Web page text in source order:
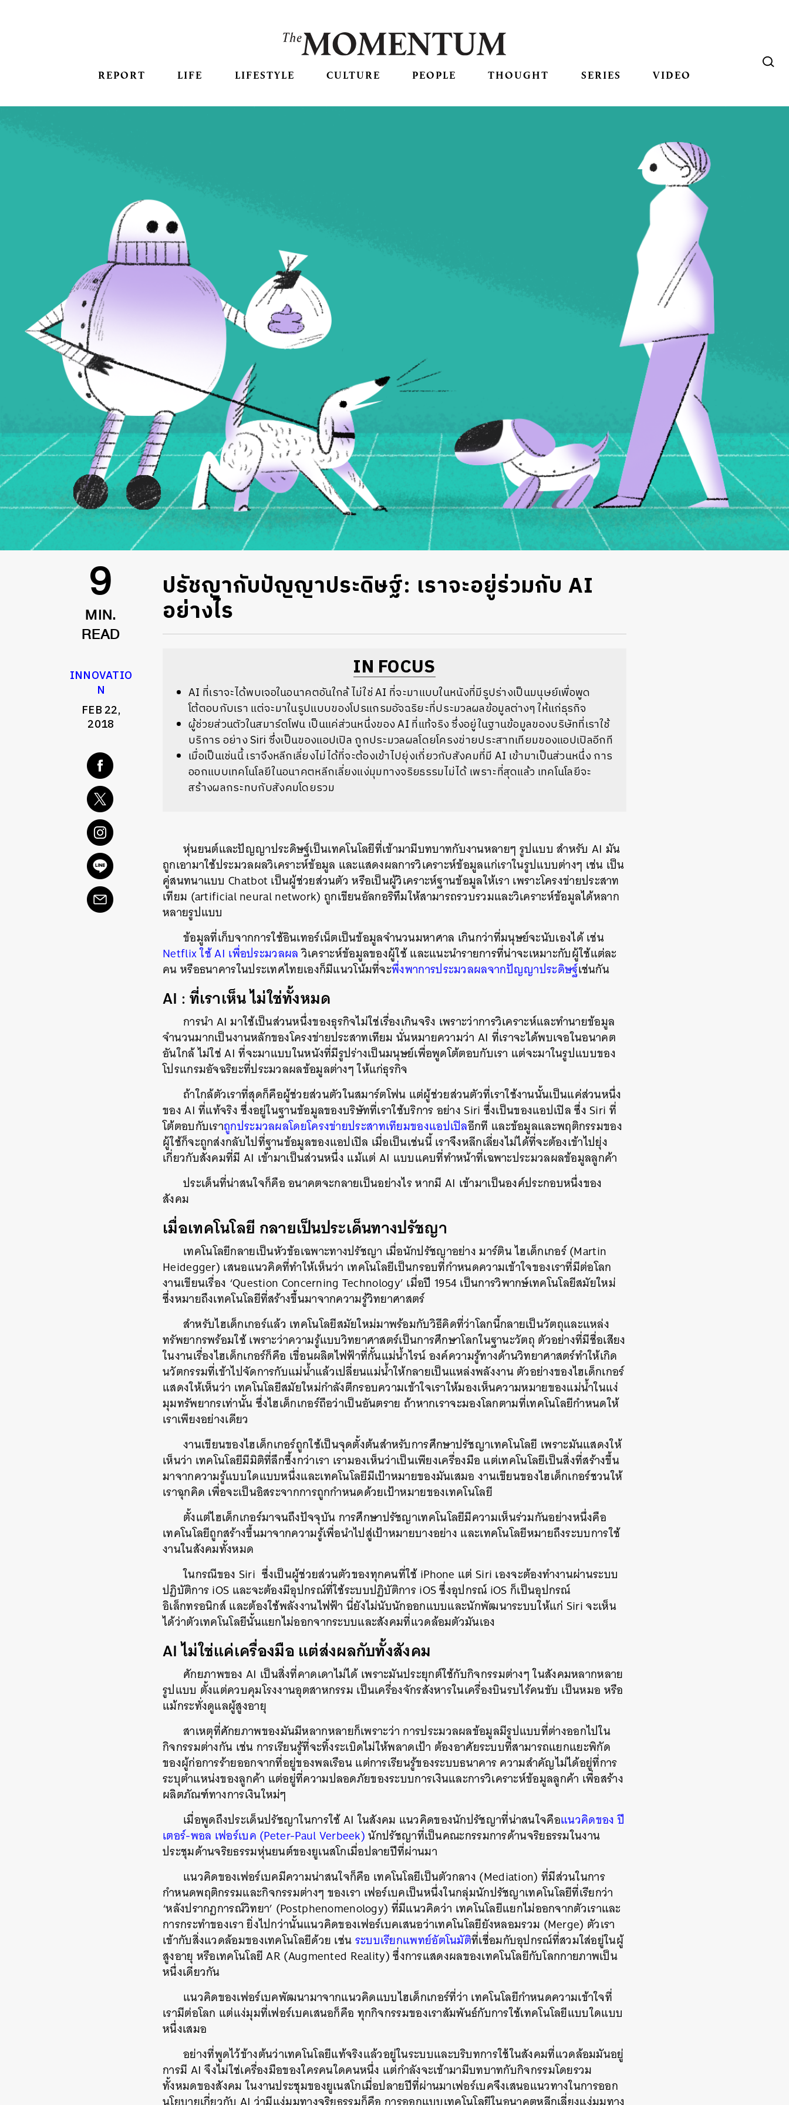
REPORT LIFE LIFESTYLE CULTURE PEOPLE THOUGHT SERIES VIDEO
9
MIN.
READ
INNOVATIO
N
FEB 22,
2018
ปรัชญากับปัญญาประดิษฐ์: เราจะอยู่ร่วมกับ AI
อย่างไร
IN FOCUS
AI ที่เราจะได้พบเจอในอนาคตอันใกล้ ไม่ใช่ AI ที่จะมาแบบในหนังที่มีรูปร่างเป็นมนุษย์เพื่อพูด
โต้ตอบกับเรา แต่จะมาในรูปแบบของโปรแกรมอัจฉริยะที่ประมวลผลข้อมูลต่างๆ ให้แก่ธุรกิจ
ผู้ช่วยส่วนตัวในสมาร์ตโฟน เป็นแค่ส่วนหนึ่งของ AI ที่แท้จริง ซึ่งอยู่ในฐานข้อมูลของบริษัทที่เราใช้
บริการ อย่าง Siri ซึ่งเป็นของแอปเปิล ถูกประมวลผลโดยโครงข่ายประสาทเทียมของแอปเปิลอีกที
เมื่อเป็นเช่นนี้ เราจึงหลีกเลี่ยงไม่ได้ที่จะต้องเข้าไปยุ่งเกี่ยวกับสังคมที่มี AI เข้ามาเป็นส่วนหนึ่ง การ
ออกแบบเทคโนโลยีในอนาคตหลีกเลี่ยงแง่มุมทางจริยธรรมไม่ได้ เพราะที่สุดแล้ว เทคโนโลยีจะ
สร้างผลกระทบกับสังคมโดยรวม
หุ่นยนต์และปัญญาประดิษฐ์เป็นเทคโนโลยีที่เข้ามามีบทบาทกับงานหลายๆ รูปแบบ สำหรับ AI มัน
ถูกเอามาใช้ประมวลผลวิเคราะห์ข้อมูล และแสดงผลการวิเคราะห์ข้อมูลแก่เราในรูปแบบต่างๆ เช่น เป็น
คู่สนทนาแบบ Chatbot เป็นผู้ช่วยส่วนตัว หรือเป็นผู้วิเคราะห์ฐานข้อมูลให้เรา เพราะโครงข่ายประสาท
เทียม (artificial neural network) ถูกเขียนอัลกอริทึมให้สามารถรวบรวมและวิเคราะห์ข้อมูลได้หลาก
หลายรูปแบบ
ข้อมูลที่เก็บจากการใช้อินเทอร์เน็ตเป็นข้อมูลจำนวนมหาศาล เกินกว่าที่มนุษย์จะนับเองได้ เช่น
Netflix ใช้ AI เพื่อประมวลผลวิเคราะห์ข้อมูลของผู้ใช้ และแนะนำรายการที่น่าจะเหมาะกับผู้ใช้แต่ละ
คน หรือธนาคารในประเทศไทยเองก็มีแนวโน้มที่จะพึ่งพาการประมวลผลจากปัญญาประดิษฐ์เช่นกัน
AI : ที่เราเห็น ไม่ใช่ทั้งหมด
การนำ AI มาใช้เป็นส่วนหนึ่งของธุรกิจไม่ใช่เรื่องเกินจริง เพราะว่าการวิเคราะห์และทำนายข้อมูล
จำนวนมากเป็นงานหลักของโครงข่ายประสาทเทียม นั่นหมายความว่า AI ที่เราจะได้พบเจอในอนาคต
อันใกล้ ไม่ใช่ AI ที่จะมาแบบในหนังที่มีรูปร่างเป็นมนุษย์เพื่อพูดโต้ตอบกับเรา แต่จะมาในรูปแบบของ
โปรแกรมอัจฉริยะที่ประมวลผลข้อมูลต่างๆ ให้แก่ธุรกิจ
ถ้าใกล้ตัวเราที่สุดก็คือผู้ช่วยส่วนตัวในสมาร์ตโฟน แต่ผู้ช่วยส่วนตัวที่เราใช้งานนั้นเป็นแค่ส่วนหนึ่ง
ของ AI ที่แท้จริง ซึ่งอยู่ในฐานข้อมูลของบริษัทที่เราใช้บริการ อย่าง Siri ซึ่งเป็นของแอปเปิล ซึ่ง Siri ที่
โต้ตอบกับเราถูกประมวลผลโดยโครงข่ายประสาทเทียมของแอปเปิลอีกที และข้อมูลและพฤติกรรมของ
ผู้ใช้ก็จะถูกส่งกลับไปที่ฐานข้อมูลของแอปเปิล เมื่อเป็นเช่นนี้ เราจึงหลีกเลี่ยงไม่ได้ที่จะต้องเข้าไปยุ่ง
เกี่ยวกับสังคมที่มี AI เข้ามาเป็นส่วนหนึ่ง แม้แต่ AI แบบแคบที่ทำหน้าที่เฉพาะประมวลผลข้อมูลลูกค้า
ประเด็นที่น่าสนใจก็คือ อนาคตจะกลายเป็นอย่างไร หากมี AI เข้ามาเป็นองค์ประกอบหนึ่งของ
สังคม
เมื่อเทคโนโลยี กลายเป็นประเด็นทางปรัชญา
เทคโนโลยีกลายเป็นหัวข้อเฉพาะทางปรัชญา เมื่อนักปรัชญาอย่าง มาร์ติน ไฮเด็กเกอร์ (Martin
Heidegger) เสนอแนวคิดที่ทำให้เห็นว่า เทคโนโลยีเป็นกรอบที่กำหนดความเข้าใจของเราที่มีต่อโลก
งานเขียนเรื่อง ‘Question Concerning Technology’ เมื่อปี 1954 เป็นการวิพากษ์เทคโนโลยีสมัยใหม่
ซึ่งหมายถึงเทคโนโลยีที่สร้างขึ้นมาจากความรู้วิทยาศาสตร์
สำหรับไฮเด็กเกอร์แล้ว เทคโนโลยีสมัยใหม่มาพร้อมกับวิธีคิดที่ว่าโลกนี้กลายเป็นวัตถุและแหล่ง
ทรัพยากรพร้อมใช้ เพราะว่าความรู้แบบวิทยาศาสตร์เป็นการศึกษาโลกในฐานะวัตถุ ตัวอย่างที่มีชื่อเสียง
ในงานเรื่องไฮเด็กเกอร์ก็คือ เขื่อนผลิตไฟฟ้าที่กั้นแม่น้ำไรน์ องค์ความรู้ทางด้านวิทยาศาสตร์ทำให้เกิด
นวัตกรรมที่เข้าไปจัดการกับแม่น้ำแล้วเปลี่ยนแม่น้ำให้กลายเป็นแหล่งพลังงาน ตัวอย่างของไฮเด็กเกอร์
แสดงให้เห็นว่า เทคโนโลยีสมัยใหม่กำลังตีกรอบความเข้าใจเราให้มองเห็นความหมายของแม่น้ำในแง่
มุมทรัพยากรเท่านั้น ซึ่งไฮเด็กเกอร์ถือว่าเป็นอันตราย ถ้าหากเราจะมองโลกตามที่เทคโนโลยีกำหนดให้
เราเพียงอย่างเดียว
งานเขียนของไฮเด็กเกอร์ถูกใช้เป็นจุดตั้งต้นสำหรับการศึกษาปรัชญาเทคโนโลยี เพราะมันแสดงให้
เห็นว่า เทคโนโลยีมีมิติที่ลึกซึ้งกว่าเรา เรามองเห็นว่าเป็นเพียงเครื่องมือ แต่เทคโนโลยีเป็นสิ่งที่สร้างขึ้น
มาจากความรู้แบบใดแบบหนึ่งและเทคโนโลยีมีเป้าหมายของมันเสมอ งานเขียนของไฮเด็กเกอร์ชวนให้
เราฉุกคิด เพื่อจะเป็นอิสระจากการถูกกำหนดด้วยเป้าหมายของเทคโนโลยี
ตั้งแต่ไฮเด็กเกอร์มาจนถึงปัจจุบัน การศึกษาปรัชญาเทคโนโลยีมีความเห็นร่วมกันอย่างหนึ่งคือ
เทคโนโลยีถูกสร้างขึ้นมาจากความรู้เพื่อนำไปสู่เป้าหมายบางอย่าง และเทคโนโลยีหมายถึงระบบการใช้
งานในสังคมทั้งหมด
ในกรณีของ Siri ซึ่งเป็นผู้ช่วยส่วนตัวของทุกคนที่ใช้ iPhone แต่ Siri เองจะต้องทำงานผ่านระบบ
ปฏิบัติการ iOS และจะต้องมีอุปกรณ์ที่ใช้ระบบปฏิบัติการ iOS ซึ่งอุปกรณ์ iOS ก็เป็นอุปกรณ์
อิเล็กทรอนิกส์ และต้องใช้พลังงานไฟฟ้า นี่ยังไม่นับนักออกแบบและนักพัฒนาระบบให้แก่ Siri จะเห็น
ได้ว่าตัวเทคโนโลยีนั้นแยกไม่ออกจากระบบและสังคมที่แวดล้อมตัวมันเอง
AI ไม่ใช่แค่เครื่องมือ แต่ส่งผลกับทั้งสังคม
ศักยภาพของ AI เป็นสิ่งที่คาดเดาไม่ได้ เพราะมันประยุกต์ใช้กับกิจกรรมต่างๆ ในสังคมหลากหลาย
รูปแบบ ตั้งแต่ควบคุมโรงงานอุตสาหกรรม เป็นเครื่องจักรสังหารในเครื่องบินรบไร้คนขับ เป็นหมอ หรือ
แม้กระทั่งดูแลผู้สูงอายุ
สาเหตุที่ศักยภาพของมันมีหลากหลายก็เพราะว่า การประมวลผลข้อมูลมีรูปแบบที่ต่างออกไปใน
กิจกรรมต่างกัน เช่น การเรียนรู้ที่จะทิ้งระเบิดไม่ให้พลาดเป้า ต้องอาศัยระบบที่สามารถแยกแยะพิกัด
ของผู้ก่อการร้ายออกจากที่อยู่ของพลเรือน แต่การเรียนรู้ของระบบธนาคาร ความสำคัญไม่ได้อยู่ที่การ
ระบุตำแหน่งของลูกค้า แต่อยู่ที่ความปลอดภัยของระบบการเงินและการวิเคราะห์ข้อมูลลูกค้า เพื่อสร้าง
ผลิตภัณฑ์ทางการเงินใหม่ๆ
เมื่อพูดถึงประเด็นปรัชญาในการใช้ AI ในสังคม แนวคิดของนักปรัชญาที่น่าสนใจคือแนวคิดของ ปี
เตอร์-พอล เฟอร์เบค (Peter-Paul Verbeek)นักปรัชญาที่เป็นคณะกรรมการด้านจริยธรรมในงาน
ประชุมด้านจริยธรรมหุ่นยนต์ของยูเนสโกเมื่อปลายปีที่ผ่านมา
แนวคิดของเฟอร์เบคมีความน่าสนใจก็คือ เทคโนโลยีเป็นตัวกลาง (Mediation) ที่มีส่วนในการ
กำหนดพฤติกรรมและกิจกรรมต่างๆ ของเรา เฟอร์เบคเป็นหนึ่งในกลุ่มนักปรัชญาเทคโนโลยีที่เรียกว่า
‘หลังปรากฏการณ์วิทยา’ (Postphenomenology) ที่มีแนวคิดว่า เทคโนโลยีแยกไม่ออกจากตัวเราและ
การกระทำของเรา ยิ่งไปกว่านั้นแนวคิดของเฟอร์เบคเสนอว่าเทคโนโลยียังหลอมรวม (Merge) ตัวเรา
เข้ากับสิ่งแวดล้อมของเทคโนโลยีด้วย เช่นระบบเรียกแพทย์อัตโนมัติที่เชื่อมกับอุปกรณ์ที่สวมใส่อยู่ในผู้
สูงอายุ หรือเทคโนโลยี AR (Augmented Reality) ซึ่งการแสดงผลของเทคโนโลยีกับโลกกายภาพเป็น
หนึ่งเดียวกัน
แนวคิดของเฟอร์เบคพัฒนามาจากแนวคิดแบบไฮเด็กเกอร์ที่ว่า เทคโนโลยีกำหนดความเข้าใจที่
เรามีต่อโลก แต่แง่มุมที่เฟอร์เบคเสนอก็คือ ทุกกิจกรรมของเราสัมพันธ์กับการใช้เทคโนโลยีแบบใดแบบ
หนึ่งเสมอ
อย่างที่พูดไว้ข้างต้นว่าเทคโนโลยีแท้จริงแล้วอยู่ในระบบและบริบทการใช้ในสังคมที่แวดล้อมมันอยู่
การมี AI จึงไม่ใช่เครื่องมือของใครคนใดคนหนึ่ง แต่กำลังจะเข้ามามีบทบาทกับกิจกรรมโดยรวม
ทั้งหมดของสังคม ในงานประชุมของยูเนสโกเมื่อปลายปีที่ผ่านมาเฟอร์เบคจึงเสนอแนวทางในการออก
SHARE TWEET LINE EMAIL